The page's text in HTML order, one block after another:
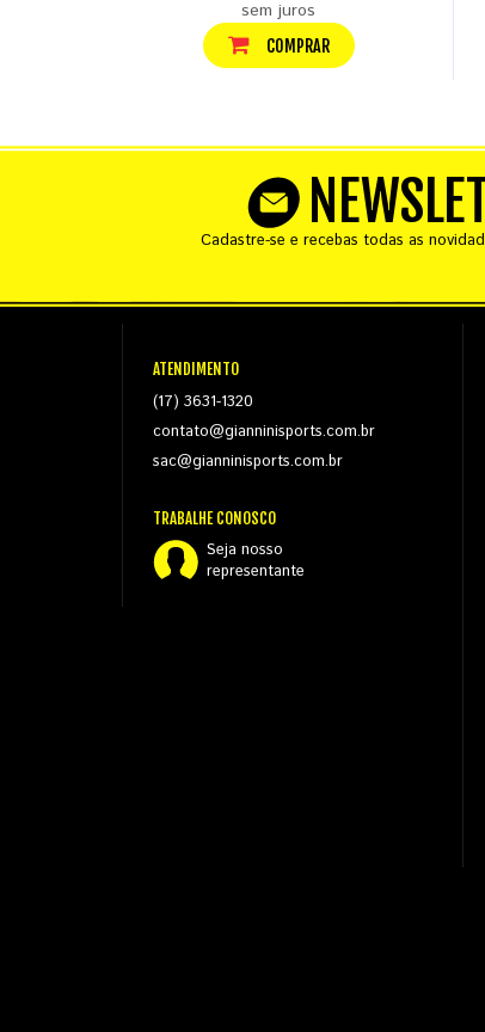
sem juros
COMPRAR
Cadastre-se e recebas todas as
ATENDIMENTO
(17) 3631-1320
contato@gianninisports.com.br
sac@gianninisports.com.br
TRABALHE CONOSCO
Seja nosso
representante